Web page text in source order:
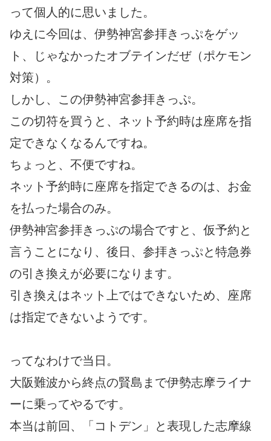
って個人的に思いました。
ゆえに今回は、伊勢神宮参拝きっぷをゲッ
ト、じゃなかったオブテインだぜ（ポケモン
対策）。
しかし、この伊勢神宮参拝きっぷ。
この切符を買うと、ネット予約時は座席を指
定できなくなるんですね。
ちょっと、不便ですね。
ネット予約時に座席を指定できるのは、お金
を払った場合のみ。
伊勢神宮参拝きっぷの場合ですと、仮予約と
言うことになり、後日、参拝きっぷと特急券
の引き換えが必要になります。
引き換えはネット上ではできないため、座席
は指定できないようです。
ってなわけで当日。
大阪難波から終点の賢島まで伊勢志摩ライナ
ーに乗ってやるです。
本当は前回、「コトデン」と表現した志摩線